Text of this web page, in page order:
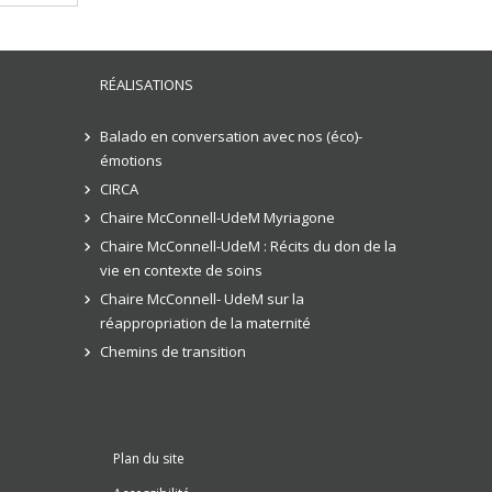
RÉALISATIONS
Balado en conversation avec nos (éco)-
émotions
CIRCA
Chaire McConnell-UdeM Myriagone
Chaire McConnell-UdeM : Récits du don de la
vie en contexte de soins
Chaire McConnell- UdeM sur la
réappropriation de la maternité
Chemins de transition
Plan du site